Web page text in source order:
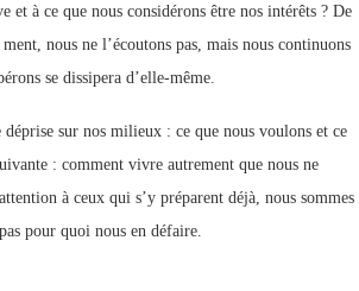
à ce que nous considérons être nos intérêts ? De
nous ne l’écoutons pas, mais nous continuons
se dissipera d’elle-même.
sur nos milieux : ce que nous voulons et ce
: comment vivre autrement que nous ne
à ceux qui s’y préparent déjà, nous sommes
pour quoi nous en défaire.